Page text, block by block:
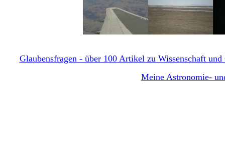
Glaubensfragen - über 100 Artikel zu Wissenschaft
Meine Astronomie-